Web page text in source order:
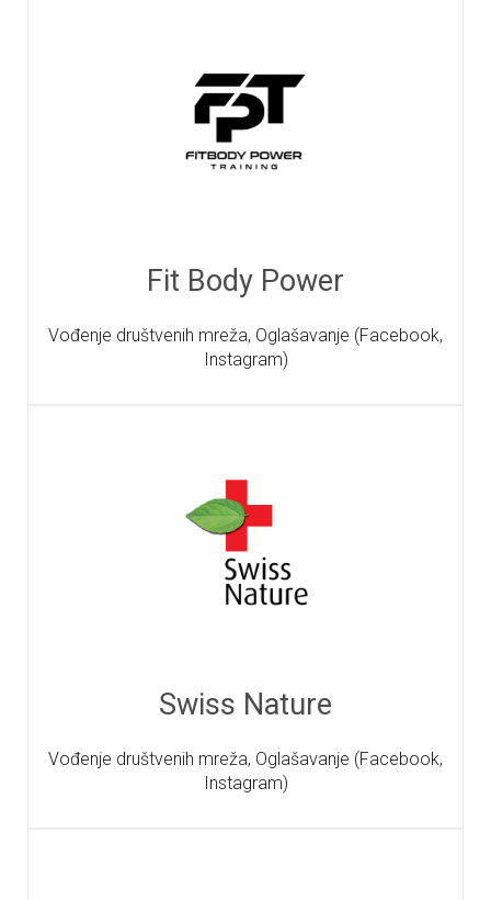
Fit Body Power
Vođenje društvenih mreža, Oglašavanje (Facebook,
Instagram)
Swiss Nature
Vođenje društvenih mreža, Oglašavanje (Facebook,
Instagram)